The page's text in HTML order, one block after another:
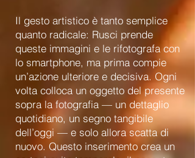
Il gesto artistico è tanto semplice
quanto radicale: Rusci prende
queste immagini e le rifotografa con
lo smartphone, ma prima compie
un’azione ulteriore e decisiva. Ogni
volta colloca un oggetto del presente
sopra la fotografia — un dettaglio
quotidiano, un segno tangibile
dell’oggi — e solo allora scatta di
nuovo. Questo inserimento crea un